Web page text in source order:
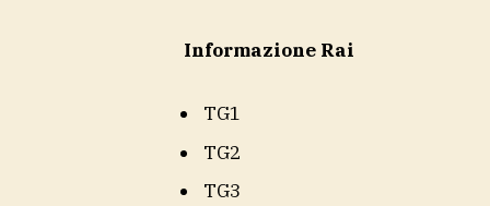
Informazione Rai
TG1
TG2
TG3